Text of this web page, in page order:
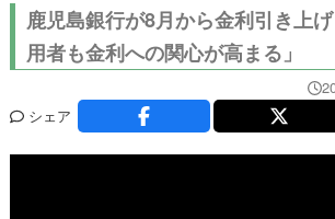
鹿児島銀行が8月から金利引き上
用者も金利への関心が高まる」
シェア